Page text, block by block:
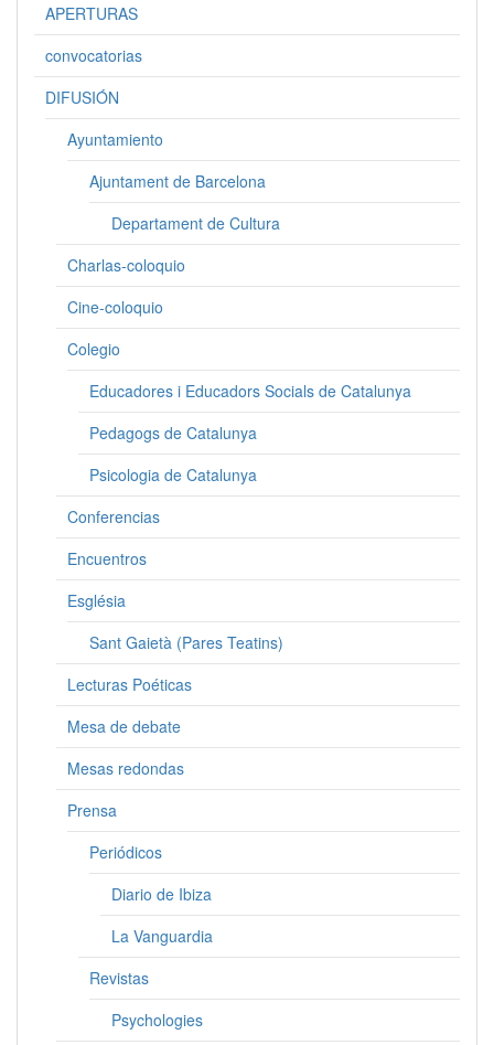
APERTURAS
convocatorias
DIFUSIÓN
Ayuntamiento
Ajuntament de Barcelona
Departament de Cultura
Charlas-coloquio
Cine-coloquio
Colegio
Educadores i Educadors Socials de Catalunya
Pedagogs de Catalunya
Psicologia de Catalunya
Conferencias
Encuentros
Església
Sant Gaietà (Pares Teatins)
Lecturas Poéticas
Mesa de debate
Mesas redondas
Prensa
Periódicos
Diario de Ibiza
La Vanguardia
Revistas
Psychologies